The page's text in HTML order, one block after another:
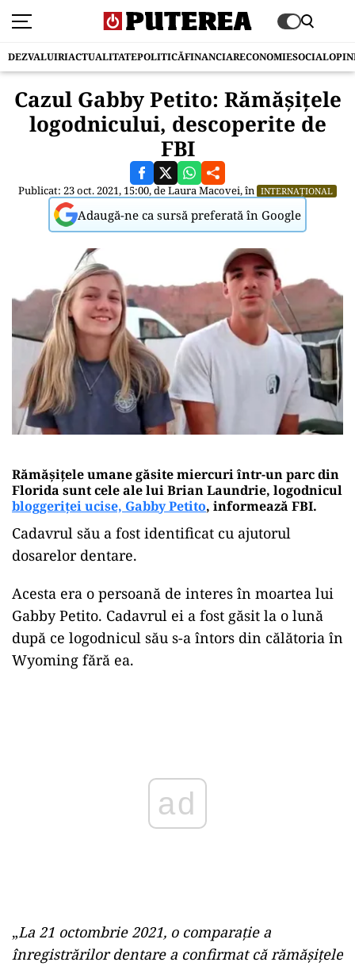
DEZVALUIRIACTUALITATEPOLITICĂFINANCIARECONOMIESOCIAL
Cazul Gabby Petito: Rămășițele
logodnicului, descoperite de
FBI
Publicat: 23 oct. 2021, 15:00, deLaura Macovei, în INTERNAȚIONAL
Adaugă-ne ca sursă preferată în Google
Rămășițele umane găsite miercuri într-un parc din
Florida sunt cele ale lui Brian Laundrie, logodnicul
bloggeriței ucise, Gabby Petito, informează FBI.
Cadavrul său a fost identificat cu ajutorul
dosarelor dentare.
Acesta era o persoană de interes în moartea lui
Gabby Petito. Cadavrul ei a fost găsit la o lună
după ce logodnicul său s-a întors din călătoria în
Wyoming fără ea.
„La 21 octombrie 2021, o comparație a
înregistrărilor dentare a confirmat că rămășițele